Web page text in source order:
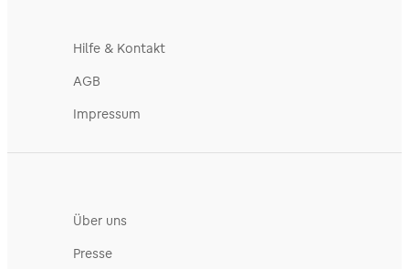
Hilfe & Kontakt
AGB
Impressum
Über uns
Presse